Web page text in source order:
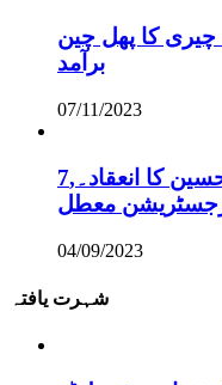
کا پھل چین
برآمد
07/11/2023
قراقرم یونیورسٹی میں یوم حسین کا انعقاد۔,7
رجسٹریشن معطل
04/09/2023
شہرت یافتہ